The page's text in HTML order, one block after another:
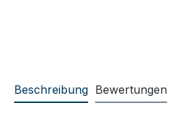
Beschreibung Bewertungen